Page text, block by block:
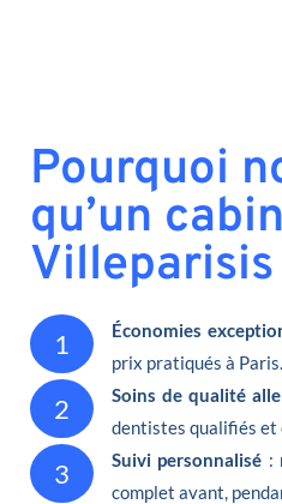
Pourquoi
qu’un
Villeparisis
1 Économies
prix pratiqués à Paris.
2 Soins de qualité
dentistes qualifiés et
3 Suivi personnalisé :
complet avant,